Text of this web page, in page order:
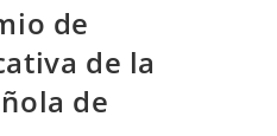
de
de la
de